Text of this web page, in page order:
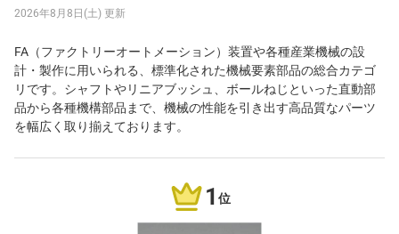
2026年8月8日(土) 更新
FA（ファクトリーオートメーション）装置や各種産業機械の設
計・製作に用いられる、標準化された機械要素部品の総合カテゴ
リです。シャフトやリニアブッシュ、ボールねじといった直動部
品から各種機構部品まで、機械の性能を引き出す高品質なパーツ
を幅広く取り揃えております。
1 位